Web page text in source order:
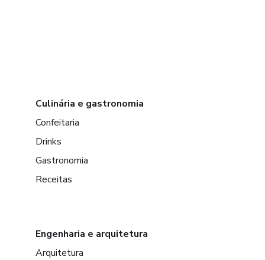
Culinária e gastronomia
Confeitaria
Drinks
Gastronomia
Receitas
Engenharia e arquitetura
Arquitetura